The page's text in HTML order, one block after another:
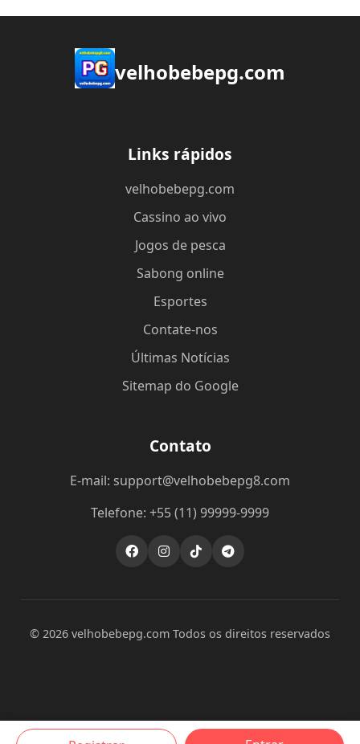
velhobebepg.com
Links rápidos
velhobebepg.com
Cassino ao vivo
Jogos de pesca
Sabong online
Esportes
Contate-nos
Últimas Notícias
Sitemap do Google
Contato
E-mail: support@velhobebepg8.com
Telefone: +55 (11) 99999-9999
© 2026 velhobebepg.com Todos os direitos reservados